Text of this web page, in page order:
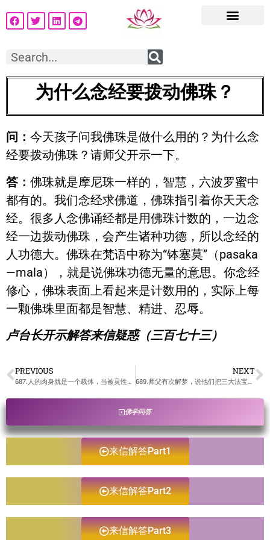
为什么念经要拨动佛珠？
问： 今天孩子问我佛珠是做什么用的？为什么念
经要拨动佛珠？请师父开示一下。
答： 佛珠就是摩尼珠一样的，智慧，六波罗蜜中
都有的。我们念经求佛道，佛珠指引着你天天念
经。很多人念佛诵经都是用佛珠计数的，一边念
经一边拨动佛珠，会产生诸种功德，所以念经的
人功德大。佛珠在梵语中称为“钵塞莫”（pasaka
—mala），就是说佛珠功德无量的意思。你念经
修心，佛珠表面上看起来是计数用的，实际上每
一颗佛珠里面都是智慧、精进、忍辱。
卢台长开示解答来信疑惑（三百七十三）
PREVIOUS NEXT
佛学问答
来信解答Part1
来信解答Part2
来信解答Part3